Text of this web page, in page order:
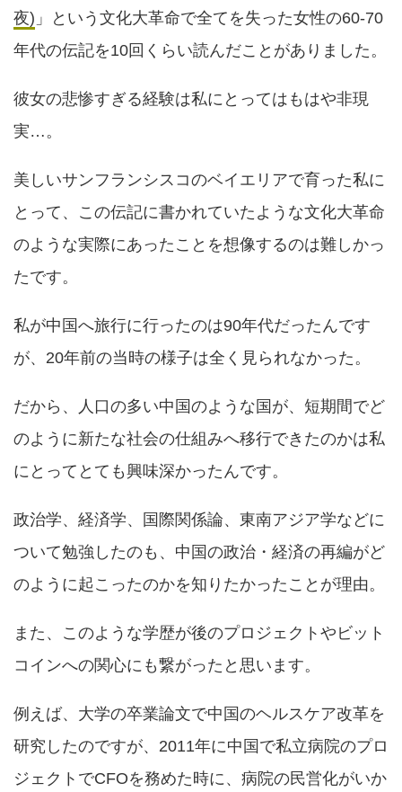
夜) 」という文化大革命で全てを失った女性の60-70
年代の伝記を10回くらい読んだことがありました。
彼女の悲惨すぎる経験は私にとってはもはや非現
実…。
美しいサンフランシスコのベイエリアで育った私に
とって、この伝記に書かれていたような文化大革命
のような実際にあったことを想像するのは難しかっ
たです。
私が中国へ旅行に行ったのは90年代だったんです
が、20年前の当時の様子は全く見られなかった。
だから、人口の多い中国のような国が、短期間でど
のように新たな社会の仕組みへ移行できたのかは私
にとってとても興味深かったんです。
政治学、経済学、国際関係論、東南アジア学などに
ついて勉強したのも、中国の政治・経済の再編がど
のように起こったのかを知りたかったことが理由。
また、このような学歴が後のプロジェクトやビット
コインへの関心にも繋がったと思います。
例えば、大学の卒業論文で中国のヘルスケア改革を
研究したのですが、2011年に中国で私立病院のプロ
ジェクトでCFOを務めた時に、病院の民営化がいか